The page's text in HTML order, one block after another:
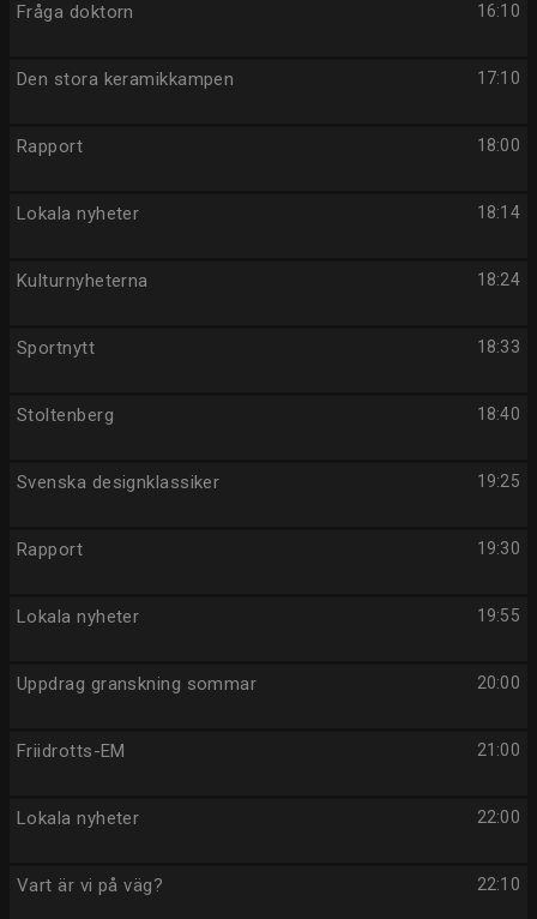
16:10
Fråga doktorn
17:10
Den stora keramikkampen
18:00
Rapport
18:14
Lokala nyheter
18:24
Kulturnyheterna
18:33
Sportnytt
18:40
Stoltenberg
19:25
Svenska designklassiker
19:30
Rapport
19:55
Lokala nyheter
20:00
Uppdrag granskning sommar
21:00
Friidrotts-EM
22:00
Lokala nyheter
22:10
Vart är vi på väg?